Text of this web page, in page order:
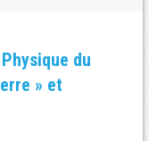
du
» et